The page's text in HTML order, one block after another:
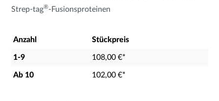
Strep-tag®-Fusionsproteinen
Anzahl Stückpreis
1-9 108,00 €*
Ab 10 102,00 €*